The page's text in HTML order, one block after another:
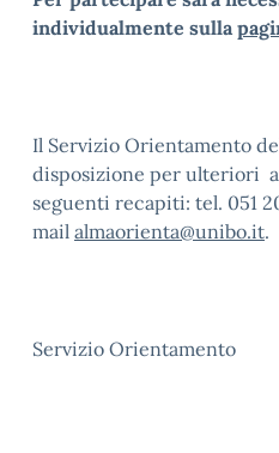
individualmente sulla
Il Servizio Orientamento
disposizione per ulteriori
seguenti recapiti: tel. 051
mail almaorienta@unibo.it.
Servizio Orientamento